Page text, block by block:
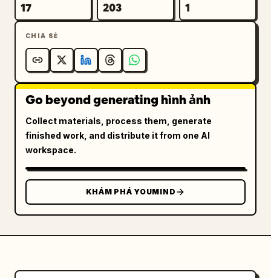
17 203 1
CHIA SẺ
Go beyond generating hình ảnh
Collect materials, process them, generate
finished work, and distribute it from one AI
workspace.
KHÁM PHÁ YOUMIND